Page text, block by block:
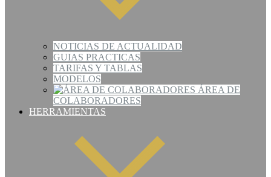
NOTICIAS DE ACTUALIDAD
GUIAS PRACTICAS
TARIFAS Y TABLAS
MODELOS
ÁREA DE
COLABORADORES
HERRAMIENTAS